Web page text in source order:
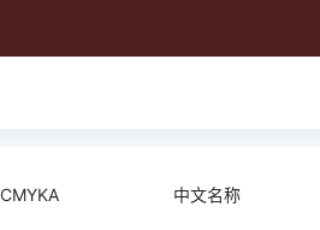
CMYKA 中文名称